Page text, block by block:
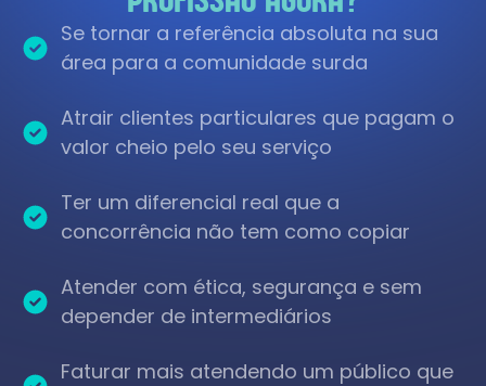
Se tornar a referência absoluta na sua
área para a comunidade surda
Atrair clientes particulares que pagam o
valor cheio pelo seu serviço
Ter um diferencial real que a
concorrência não tem como copiar
Atender com ética, segurança e sem
depender de intermediários
Faturar mais atendendo um público que